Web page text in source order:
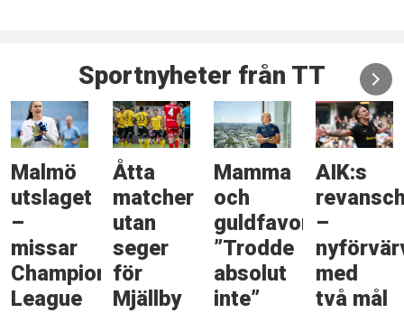
Sportnyheter från TT
Malmö
utslaget
–
missar
Champions
League
Åtta
matcher
utan
seger
för
Mjällby
Mamma
och
guldfavorit:
”Trodde
absolut
inte”
AIK:s
–
med
två mål